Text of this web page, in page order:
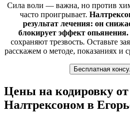
Сила воли — важна, но против
часто проигрывает.
результат лечения: он
блокирует эффект опьянения.
сохраняют трезвость.
расскажем о методе, показаниях и
Бесплатная
Цены на кодировку от
Налтрексоном в